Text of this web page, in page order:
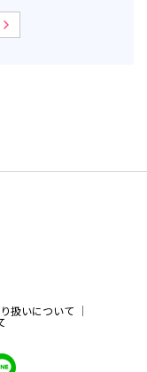
扱いについて